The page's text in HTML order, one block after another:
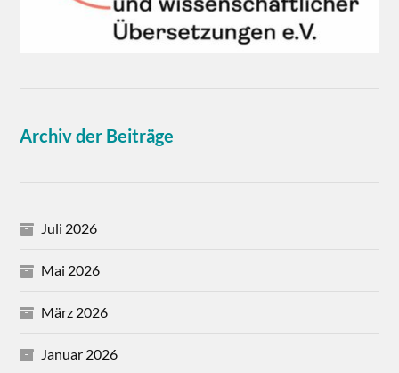
Archiv der Beiträge
Juli 2026
Mai 2026
März 2026
Januar 2026